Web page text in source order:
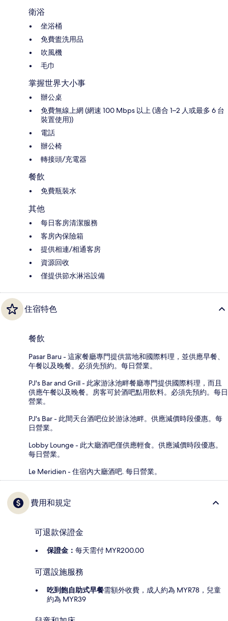
衛浴
坐浴桶
免費盥洗用品
吹風機
毛巾
掌握世界大小事
辦公桌
免費無線上網 (網速 100 Mbps 以上 (適合 1–2 人或最多 6 台
裝置使用))
電話
辦公椅
轉接頭/充電器
餐飲
免費瓶裝水
其他
每日客房清潔服務
客房內保險箱
提供相連/相通客房
資源回收
僅提供節水淋浴設備
住宿特色
餐飲
Pasar Baru - 這家餐廳專門提供當地和國際料理，並供應早餐、
午餐以及晚餐。必須先預約。每日營業。
PJ's Bar and Grill - 此家游泳池畔餐廳專門提供國際料理，而且
供應午餐以及晚餐。房客可於酒吧點用飲料。必須先預約。每日
營業。
PJ's Bar - 此間天台酒吧位於游泳池畔。供應減價時段優惠。每
日營業。
Lobby Lounge - 此大廳酒吧僅供應輕食。供應減價時段優惠。
每日營業。
Le Meridien - 住宿內大廳酒吧. 每日營業。
費用和規定
可退款保證金
保證金： 每天需付 MYR200.00
可選設施服務
吃到飽自助式早餐需額外收費，成人約為 MYR78，兒童
約為 MYR39